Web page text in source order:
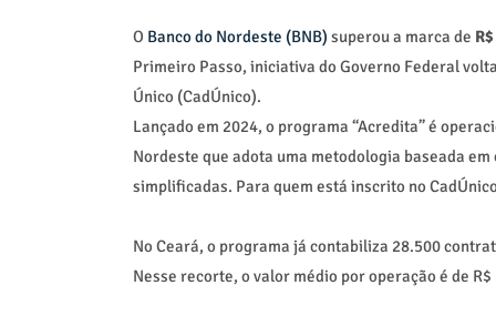
O Banco do Nordeste (BNB) superou a marca de
Primeiro Passo, iniciativa do Governo Federal
Único (CadÚnico).
Lançado em 2024, o programa “Acredita” é
Nordeste que adota uma metodologia baseada
simplificadas. Para quem está inscrito no
No Ceará, o programa já contabiliza 28.500
Nesse recorte, o valor médio por operação é de R$